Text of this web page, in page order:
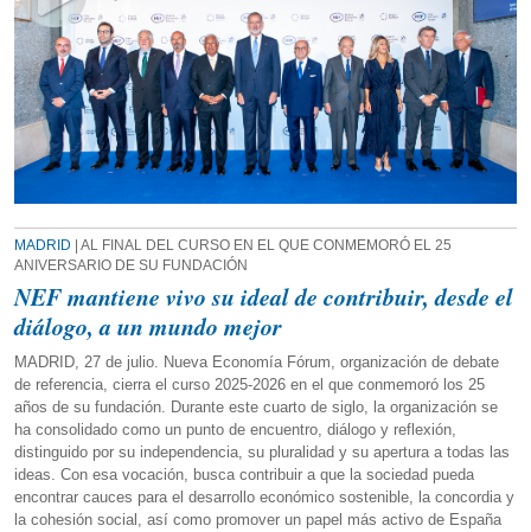
MADRID | AL FINAL DEL CURSO EN EL QUE CONMEMORÓ EL 25
ANIVERSARIO DE SU FUNDACIÓN
NEF mantiene vivo su ideal de contribuir, desde el
diálogo, a un mundo mejor
MADRID, 27 de julio. Nueva Economía Fórum, organización de debate
de referencia, cierra el curso 2025-2026 en el que conmemoró los 25
años de su fundación. Durante este cuarto de siglo, la organización se
ha consolidado como un punto de encuentro, diálogo y reflexión,
distinguido por su independencia, su pluralidad y su apertura a todas las
ideas. Con esa vocación, busca contribuir a que la sociedad pueda
encontrar cauces para el desarrollo económico sostenible, la concordia y
la cohesión social, así como promover un papel más activo de España